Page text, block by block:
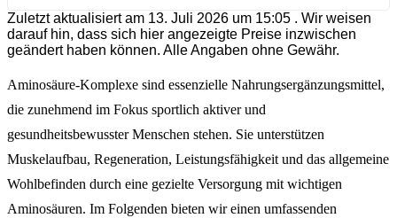
Zuletzt aktualisiert am 13. Juli 2026 um 15:05 . Wir weisen
darauf hin, dass sich hier angezeigte Preise inzwischen
geändert haben können. Alle Angaben ohne Gewähr.
Aminosäure-Komplexe sind essenzielle Nahrungsergänzungsmittel,
die zunehmend im Fokus sportlich aktiver und
gesundheitsbewusster Menschen stehen. Sie unterstützen
Muskelaufbau, Regeneration, Leistungsfähigkeit und das allgemeine
Wohlbefinden durch eine gezielte Versorgung mit wichtigen
Aminosäuren. Im Folgenden bieten wir einen umfassenden